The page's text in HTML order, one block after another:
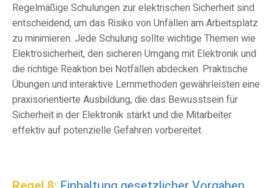
Regelmäßige Schulungen zur elektrischen Sicherheit sind
entscheidend, um das Risiko von Unfällen am Arbeitsplatz
zu minimieren. Jede Schulung sollte wichtige Themen wie
Elektrosicherheit, den sicheren Umgang mit Elektronik und
die richtige Reaktion bei Notfällen abdecken. Praktische
Übungen und interaktive Lernmethoden gewährleisten eine
praxisorientierte Ausbildung, die das Bewusstsein für
Sicherheit in der Elektronik stärkt und die Mitarbeiter
effektiv auf potenzielle Gefahren vorbereitet.